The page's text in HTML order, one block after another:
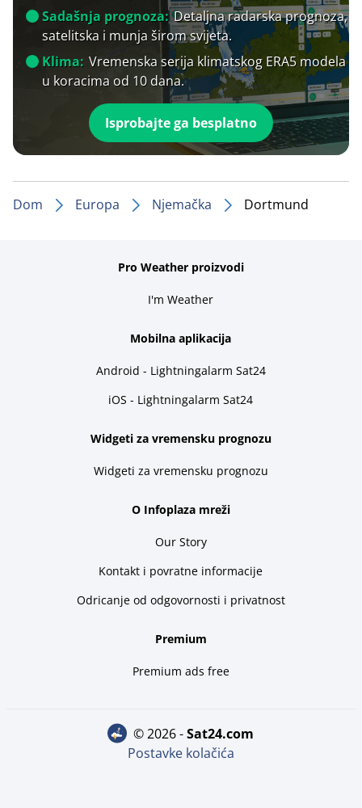
Sadašnja prognoza: Detaljna radarska prognoza,
satelitska i munja širom svijeta.
Klima: Vremenska serija klimatskog ERA5 modela
u koracima od 10 dana.
Isprobajte ga besplatno
Dom Europa Njemačka Dortmund
Pro Weather proizvodi
I'm Weather
Mobilna aplikacija
Android - Lightningalarm Sat24
iOS - Lightningalarm Sat24
Widgeti za vremensku prognozu
Widgeti za vremensku prognozu
O Infoplaza mreži
Our Story
Kontakt i povratne informacije
Odricanje od odgovornosti i privatnost
Premium
Premium ads free
© 2026 - sat24.com
Postavke kolačića